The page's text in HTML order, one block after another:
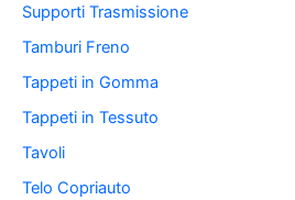
Supporti Trasmissione
Tamburi Freno
Tappeti in Gomma
Tappeti in Tessuto
Tavoli
Telo Copriauto